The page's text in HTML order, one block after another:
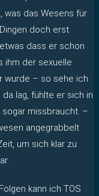
was das Wesens für
doch erst
dass er schon
ihm der sexuelle
wurde – so sehe ich
lag, fühlte er sich in
missbraucht. –
angegrabbelt
um sich klar zu
kann ich TOS